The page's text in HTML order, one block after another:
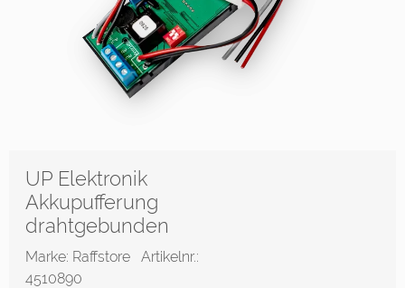
UP Elektronik
Akkupufferung
drahtgebunden
Marke: Raffstore Artikelnr.:
4510890